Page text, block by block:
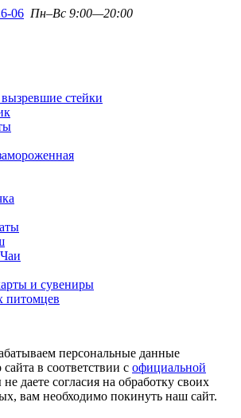
06 Пн–Вс 9:00—20:00
стейки
и сувениры
питомцев
персональные данные
в соответствии с официальной
даете согласия на обработку своих
вам необходимо покинуть наш сайт.